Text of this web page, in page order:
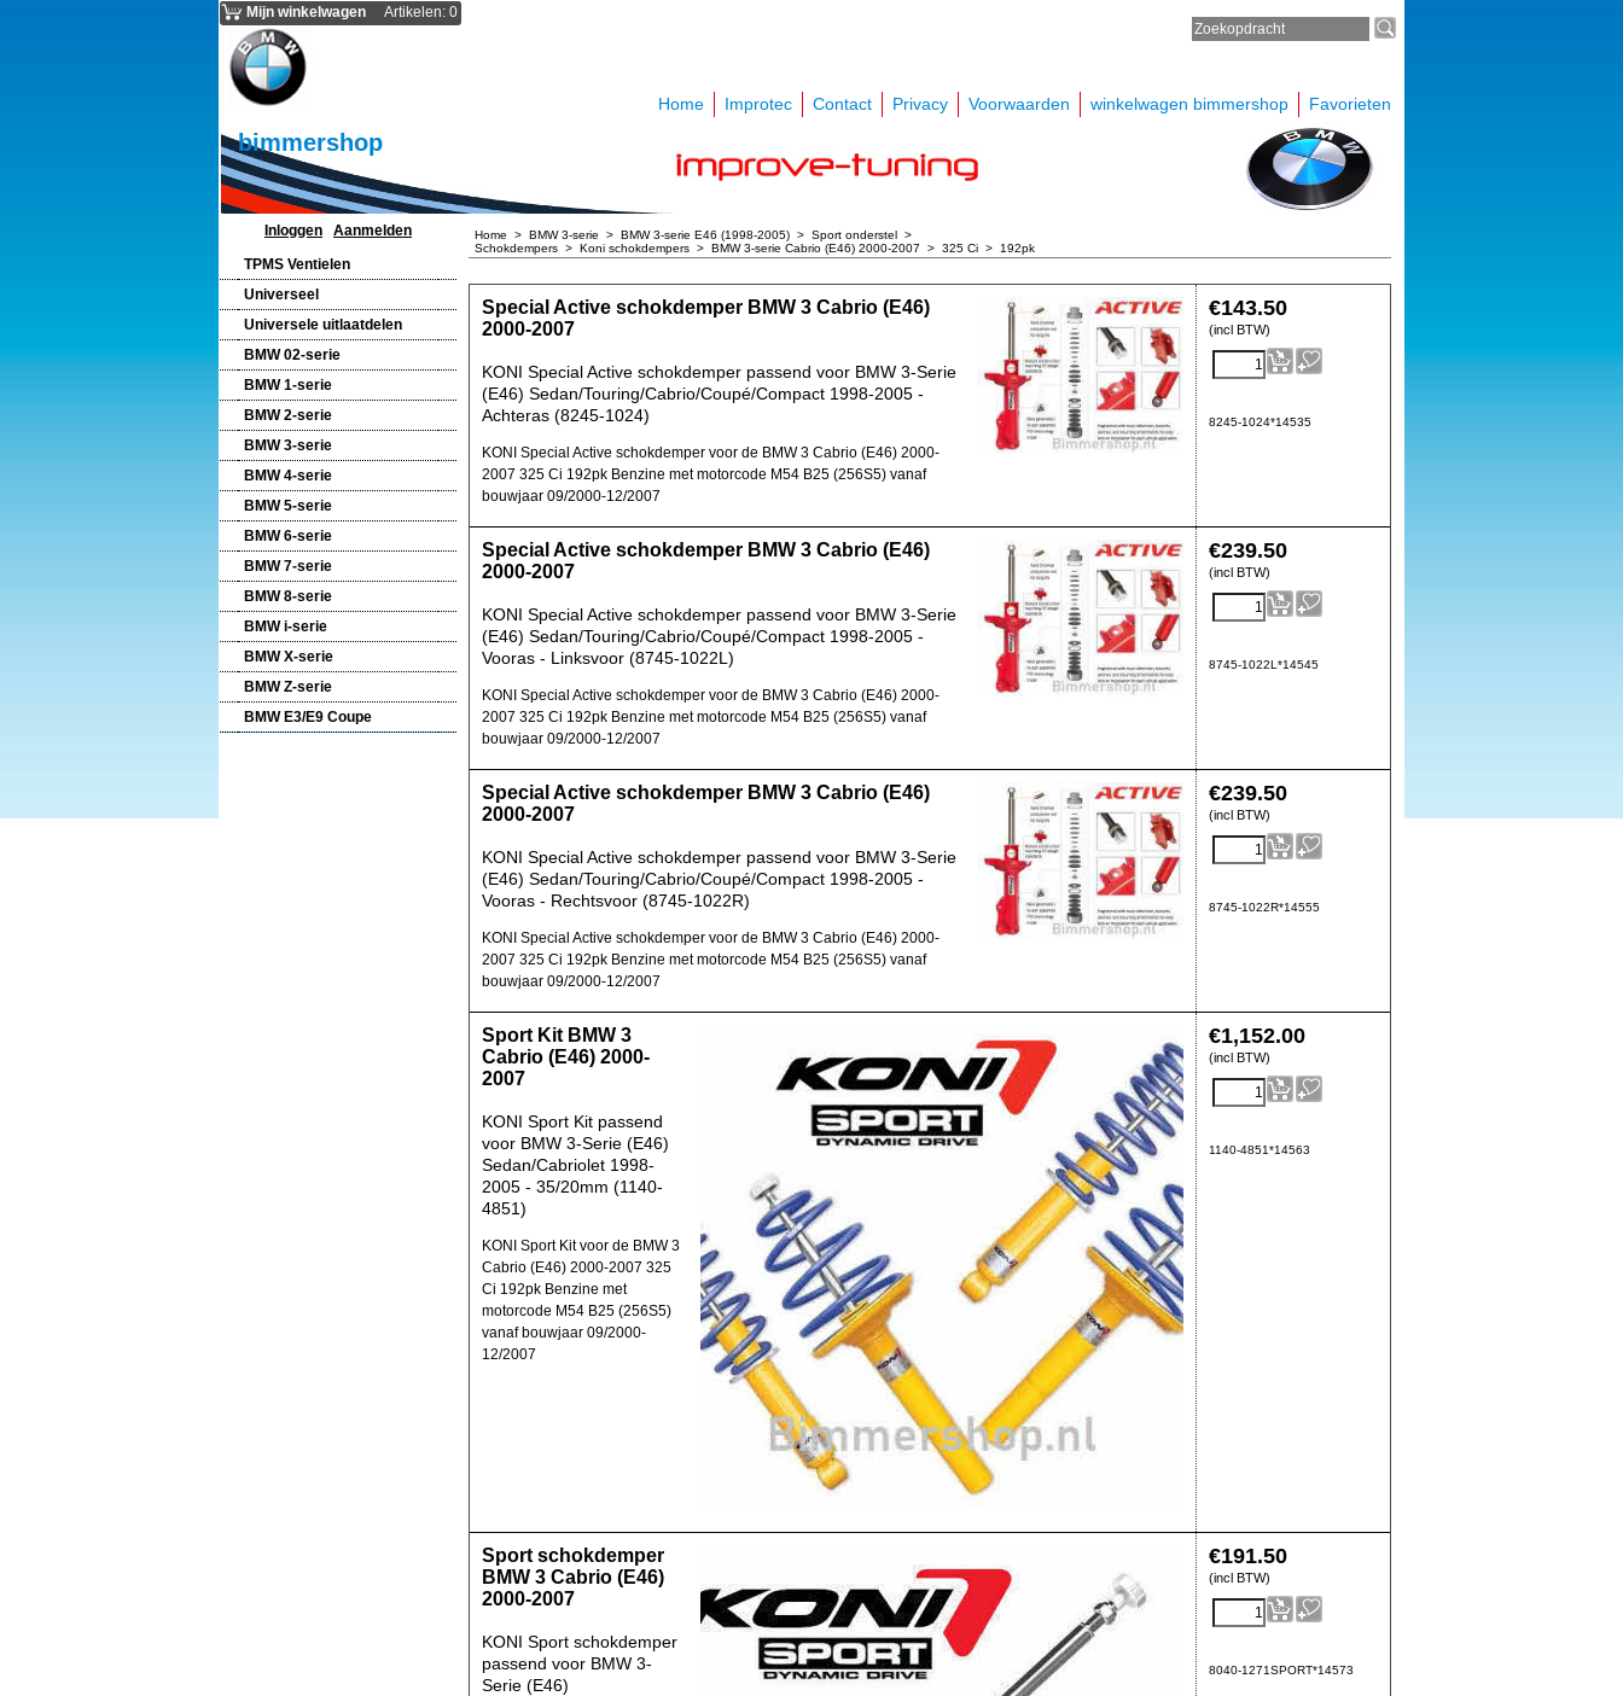
bimmershop
Mijn winkelwagen Artikelen: 0
Home Improtec Contact Privacy Voorwaarden winkelwagen bimmershop Favorieten
Inloggen
Aanmelden
TPMS Ventielen
Universeel
Universele uitlaatdelen
BMW 02-serie
BMW 1-serie
BMW 2-serie
BMW 3-serie
BMW 4-serie
BMW 5-serie
BMW 6-serie
BMW 7-serie
BMW 8-serie
BMW i-serie
BMW X-serie
BMW Z-serie
BMW E3/E9 Coupe
Home > BMW 3-serie > BMW 3-serie E46 (1998-2005) > Sport onderstel >
Schokdempers > Koni schokdempers > BMW 3-serie Cabrio (E46) 2000-2007 > 325 Ci > 192pk
€143.50
(incl BTW)
8245-1024*14535
Special Active schokdemper BMW 3 Cabrio (E46)
2000-2007
KONI Special Active schokdemper passend voor BMW 3-Serie
(E46) Sedan/Touring/Cabrio/Coupé/Compact 1998-2005 -
Achteras (8245-1024)
KONI Special Active schokdemper voor de BMW 3 Cabrio (E46) 2000-
2007 325 Ci 192pk Benzine met motorcode M54 B25 (256S5) vanaf
bouwjaar 09/2000-12/2007
€239.50
(incl BTW)
8745-1022L*14545
Special Active schokdemper BMW 3 Cabrio (E46)
2000-2007
KONI Special Active schokdemper passend voor BMW 3-Serie
(E46) Sedan/Touring/Cabrio/Coupé/Compact 1998-2005 -
Vooras - Linksvoor (8745-1022L)
KONI Special Active schokdemper voor de BMW 3 Cabrio (E46) 2000-
2007 325 Ci 192pk Benzine met motorcode M54 B25 (256S5) vanaf
bouwjaar 09/2000-12/2007
€239.50
(incl BTW)
8745-1022R*14555
Special Active schokdemper BMW 3 Cabrio (E46)
2000-2007
KONI Special Active schokdemper passend voor BMW 3-Serie
(E46) Sedan/Touring/Cabrio/Coupé/Compact 1998-2005 -
Vooras - Rechtsvoor (8745-1022R)
KONI Special Active schokdemper voor de BMW 3 Cabrio (E46) 2000-
2007 325 Ci 192pk Benzine met motorcode M54 B25 (256S5) vanaf
bouwjaar 09/2000-12/2007
€1,152.00
(incl BTW)
1140-4851*14563
Sport Kit BMW 3
Cabrio (E46) 2000-
2007
KONI Sport Kit passend
voor BMW 3-Serie (E46)
Sedan/Cabriolet 1998-
2005 - 35/20mm (1140-
4851)
KONI Sport Kit voor de BMW 3
Cabrio (E46) 2000-2007 325
Ci 192pk Benzine met
motorcode M54 B25 (256S5)
vanaf bouwjaar 09/2000-
12/2007
€191.50
(incl BTW)
8040-1271SPORT*14573
Sport schokdemper
BMW 3 Cabrio (E46)
2000-2007
KONI Sport schokdemper
passend voor BMW 3-
Serie (E46)